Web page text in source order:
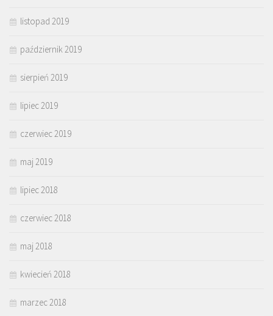
listopad 2019
październik 2019
sierpień 2019
lipiec 2019
czerwiec 2019
maj 2019
lipiec 2018
czerwiec 2018
maj 2018
kwiecień 2018
marzec 2018